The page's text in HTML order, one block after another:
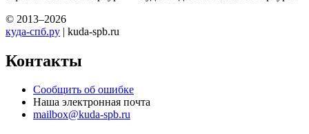
© 2013–2026
куда-спб.ру | kuda-spb.ru
Контакты
Сообщить об ошибке
Наша электронная почта
mailbox@kuda-spb.ru